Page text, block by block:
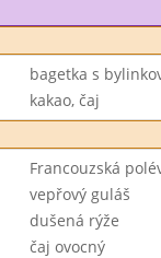
bagetka s
kakao, čaj
Francouzská
vepřový guláš
dušená rýže
čaj ovocný